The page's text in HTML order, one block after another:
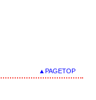
▲PAGETOP